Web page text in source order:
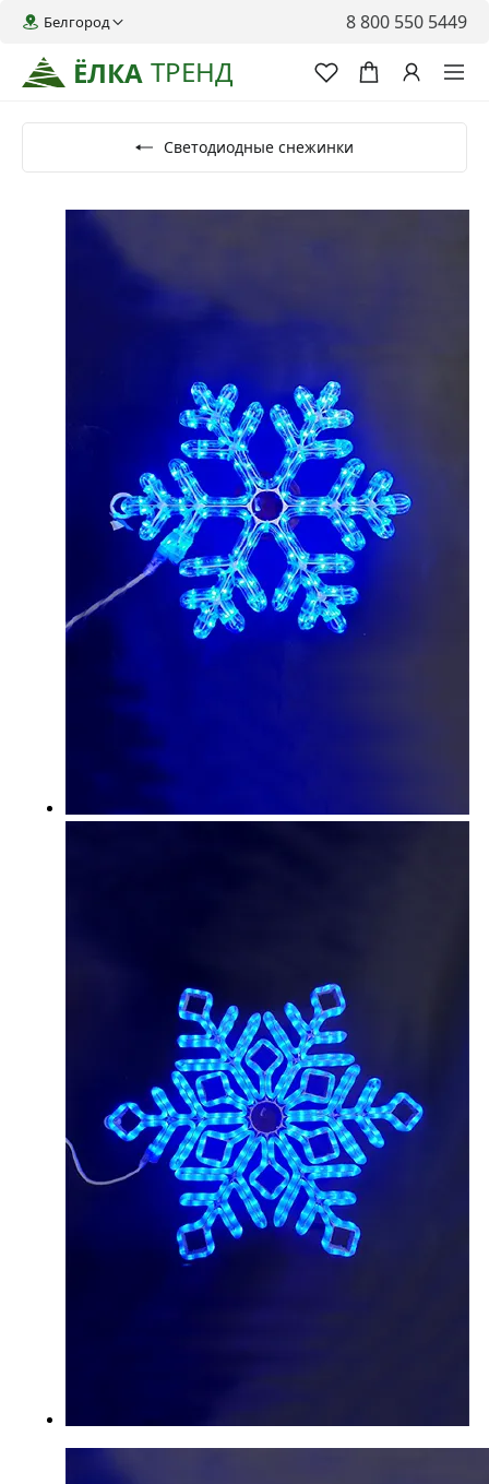
ЁЛКА ТРЕНД
Белгород 8 800 550 5449
Светодиодные снежинки